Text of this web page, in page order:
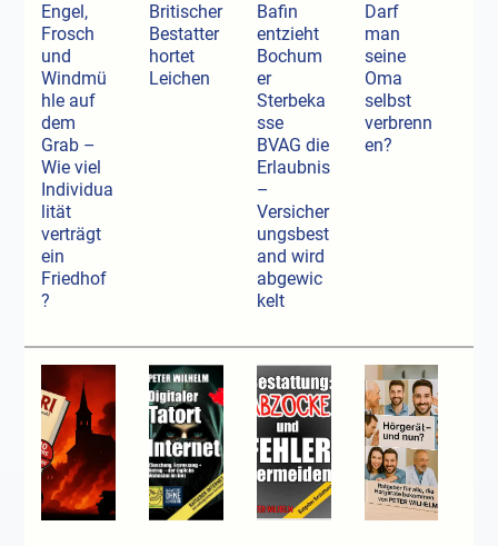
Engel,
Frosch
und
Windmü
hle auf
dem
Grab –
Wie viel
Individua
lität
verträgt
ein
Friedhof
?
Britischer
Bestatter
hortet
Leichen
Bafin
entzieht
Bochum
er
Sterbeka
sse
BVAG die
Erlaubnis
–
Versicher
ungsbest
and wird
abgewic
kelt
Darf
man
seine
Oma
selbst
verbrenn
en?